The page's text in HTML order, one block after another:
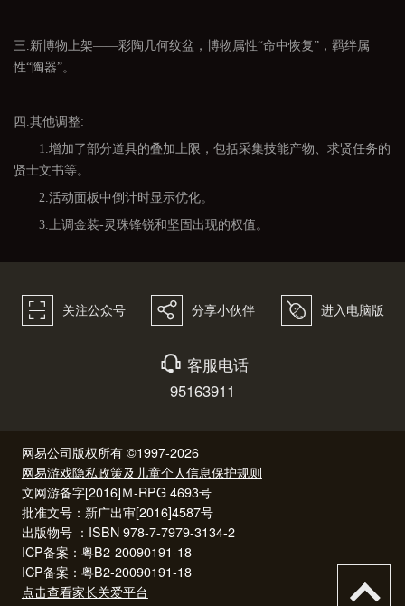
三.新博物上架——彩陶几何纹盆，博物属性“命中恢复”，羁绊属
性“陶器”。
四.其他调整:
1.增加了部分道具的叠加上限，包括采集技能产物、求贤任务的
贤士文书等。
2.活动面板中倒计时显示优化。
3.上调金装-灵珠锋锐和坚固出现的权值。
򰀁 关注公众号 򰀂 分享小伙伴 򰀄 进入电脑版
򰀃 客服电话
95163911
网易公司版权所有 ©1997-2026
网易游戏隐私政策及儿童个人信息保护规则
文网游备字[2016]Ｍ-RPG 4693号
批准文号：新广出审[2016]4587号
出版物号 ：ISBN 978-7-7979-3134-2
ICP备案：粤B2-20090191-18
ICP备案：粤B2-20090191-18
点击查看家长关爱平台